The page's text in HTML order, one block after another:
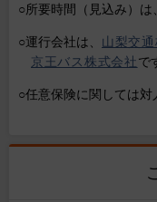
○所要時間（見込み）は
○運行会社は、 山梨交
京王バス株式会社で
○任意保険に関しては対